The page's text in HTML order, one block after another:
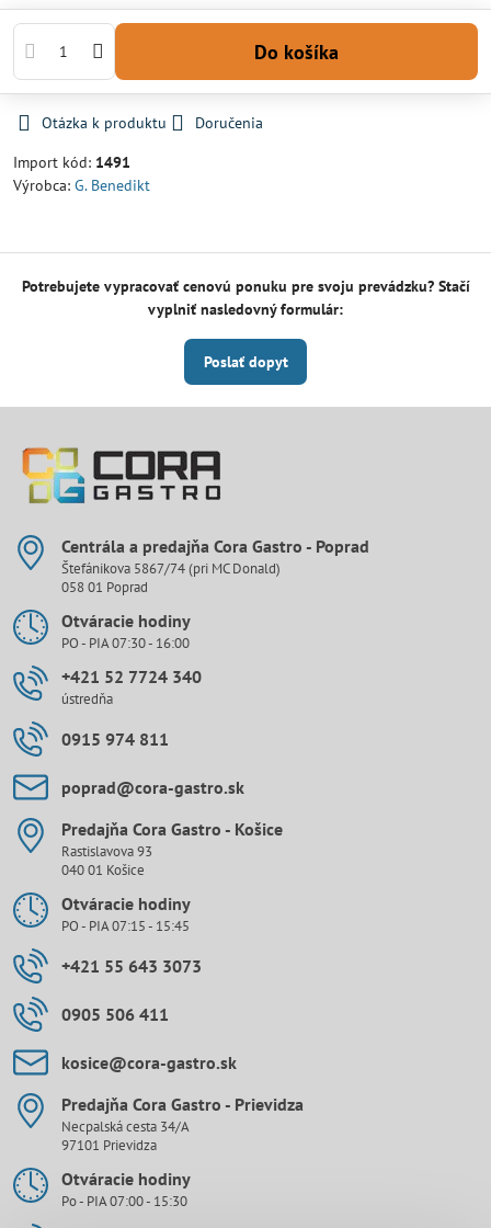
Do košíka
Otázka k produktu
Doručenia
Import kód: 1491
Výrobca: G. Benedikt
Potrebujete vypracovať cenovú ponuku pre svoju prevádzku? Stačí
vyplniť nasledovný formulár:
Poslať dopyt
Centrála a predajňa Cora Gastro - Poprad
Štefánikova 5867/74 (pri MC Donald)
058 01 Poprad
Otváracie hodiny
PO - PIA 07:30 - 16:00
+421 52 7724 340
ústredňa
0915 974 811
poprad​@cora-gastro​.sk
Predajňa Cora Gastro - Košice
Rastislavova 93
040 01 Košice
Otváracie hodiny
PO - PIA 07:15 - 15:45
+421 55 643 3073
0905 506 411
kosice​@cora-gastro​.sk
Predajňa Cora Gastro - Prievidza
Necpalská cesta 34/A
97101 Prievidza
Otváracie hodiny
Po - PIA 07:00 - 15:30